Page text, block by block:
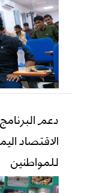
دعم
الاقتصاد
للمواطنين